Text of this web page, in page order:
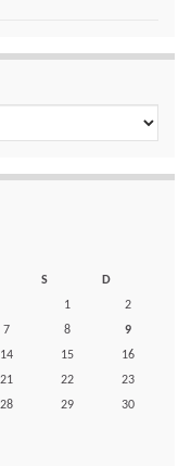
S
D
1
2
7 8
9
14 15
16
21 22
23
28 29
30